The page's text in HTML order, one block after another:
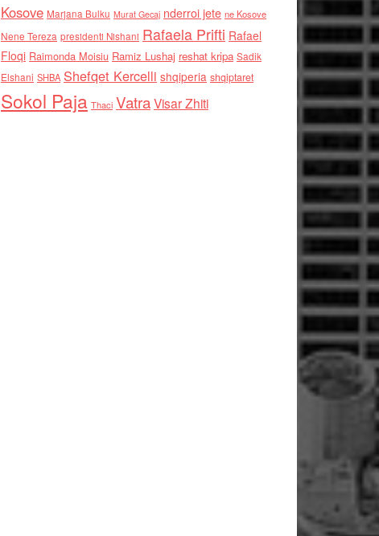
Kosove Marjana Bulku Murat Gecaj nderroi jete ne Kosove
Nene Tereza presidenti Nishani Rafaela Prifti Rafael
Floqi Raimonda Moisiu Ramiz Lushaj reshat kripa Sadik
Elshani SHBA Shefqet Kercelli shqiperia shqiptaret
Sokol Paja Thaci VatraVisar Zhiti